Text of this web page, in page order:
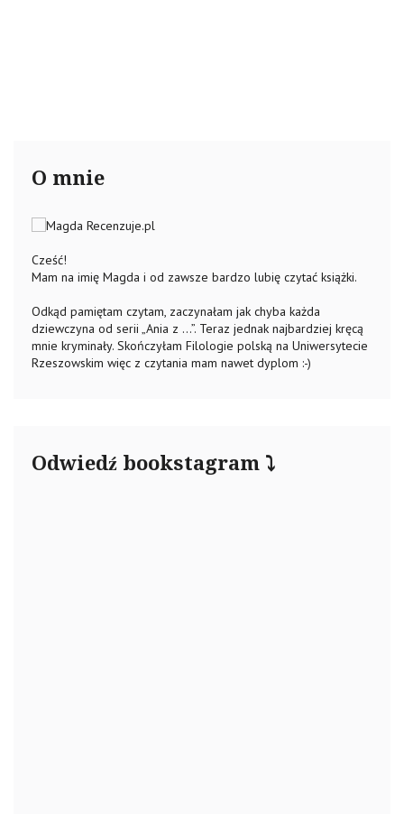
O mnie
Cześć!
Mam na imię Magda i od zawsze bardzo lubię czytać książki.
Odkąd pamiętam czytam, zaczynałam jak chyba każda
dziewczyna od serii „Ania z …”. Teraz jednak najbardziej kręcą
mnie kryminały. Skończyłam Filologie polską na Uniwersytecie
Rzeszowskim więc z czytania mam nawet dyplom :-)
Odwiedź bookstagram ⤵